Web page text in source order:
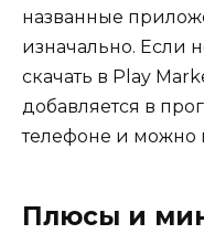
названные
изначально. Если
скачать в Play
добавляется в
телефоне и можно
Плюсы и